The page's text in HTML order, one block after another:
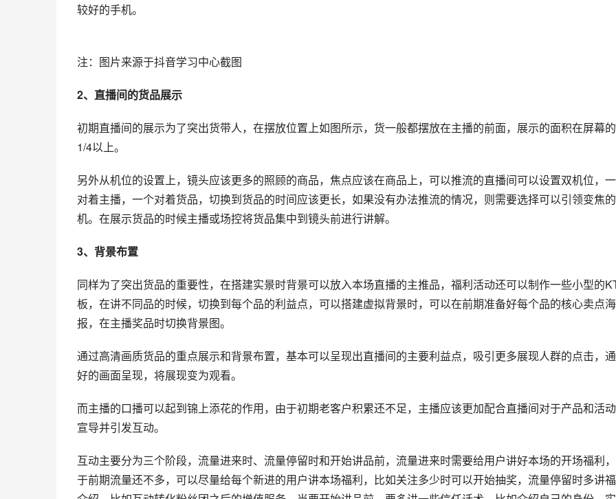
较好的手机。
注：图片来源于 抖音学习中心截图
2、直播间的货品展示
1/4以上。